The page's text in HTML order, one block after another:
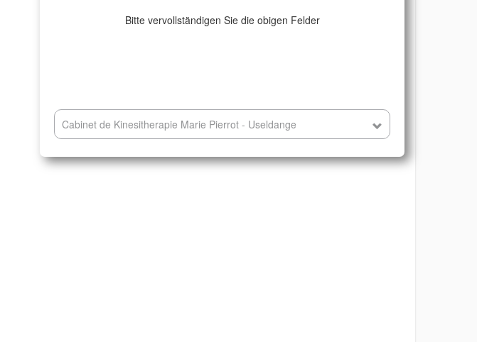
Bitte vervollständigen Sie die obigen Felder
Cabinet de Kinesitherapie Marie Pierrot - Useldange